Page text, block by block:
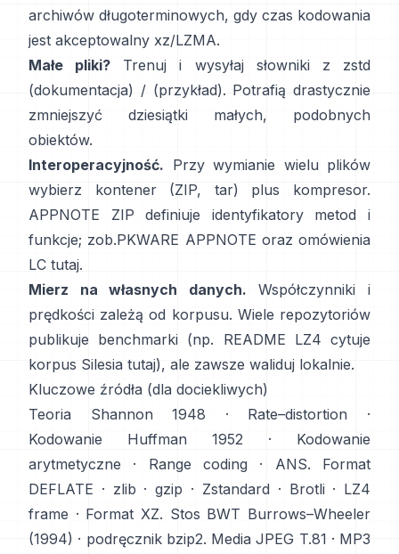
archiwów długoterminowych, gdy czas kodowania
jest akceptowalny xz/LZMA.
Małe pliki? Trenuj i wysyłaj słowniki z zstd
(dokumentacja) / (przykład). Potrafią drastycznie
zmniejszyć dziesiątki małych, podobnych
obiektów.
Interoperacyjność. Przy wymianie wielu plików
wybierz kontener (ZIP, tar) plus kompresor.
APPNOTE ZIP definiuje identyfikatory metod i
funkcje; zob.PKWARE APPNOTE oraz omówienia
LC tutaj.
Mierz na własnych danych. Współczynniki i
prędkości zależą od korpusu. Wiele repozytoriów
publikuje benchmarki (np. README LZ4 cytuje
korpus Silesia tutaj), ale zawsze waliduj lokalnie.
Kluczowe źródła (dla dociekliwych)
Teoria
Shannon 1948 · Rate–distortion
·
Kodowanie
Huffman 1952 ·
Kodowanie
arytmetyczne
· Range coding · ANS. Format
DEFLATE · zlib · gzip · Zstandard · Brotli · LZ4
frame · Format XZ. Stos BWT Burrows–Wheeler
(1994) · podręcznik bzip2. Media JPEG T.81 · MP3